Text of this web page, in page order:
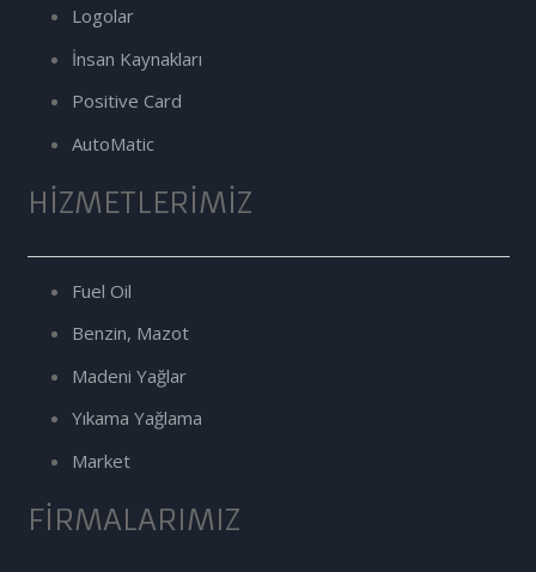
Logolar
İnsan Kaynakları
Positive Card
AutoMatic
HIZMETLERIMIZ
Fuel Oil
Benzin, Mazot
Madeni Yağlar
Yıkama Yağlama
Market
FIRMALARIMIZ